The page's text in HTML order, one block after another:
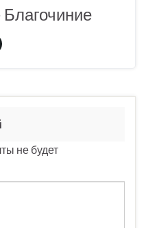
не будет